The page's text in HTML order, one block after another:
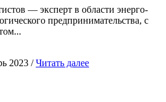
— эксперт в области энерго-
предпринимательства, с
2023 /Читать далее